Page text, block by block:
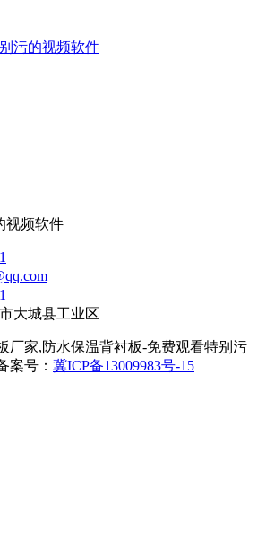
污的视频软件
视频软件
大城县工业区
厂家,防水保温背衬板-免费观看特别污
案号： 冀ICP备13009983号-15